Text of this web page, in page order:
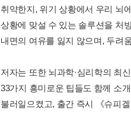
취약한지, 위기 상황에서 우리 뇌
상황에 맞설 수 있는 솔루션을 처
내면의 여유를 잃지 않으며, 두려
저자는 또한 뇌과학·심리학의 최
33가지 흥미로운 팁들도 함께 소
불러일으켰고, 출간 즉시 《슈피